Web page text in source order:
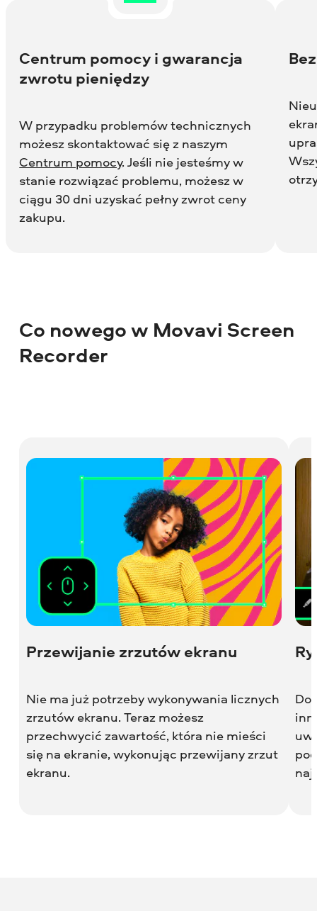
Centrum pomocy i gwarancja
zwrotu pieniędzy
W przypadku problemów technicznych
możesz skontaktować się z naszym
Centrum pomocy. Jeśli nie jesteśmy w
stanie rozwiązać problemu, możesz w
ciągu 30 dni uzyskać pełny zwrot ceny
zakupu.
Co nowego w Movavi Screen
Recorder
Przewijanie zrzutów ekranu
Nie ma już potrzeby wykonywania licznych
zrzutów ekranu. Teraz możesz
przechwycić zawartość, która nie mieści
się na ekranie, wykonując przewijany zrzut
ekranu.